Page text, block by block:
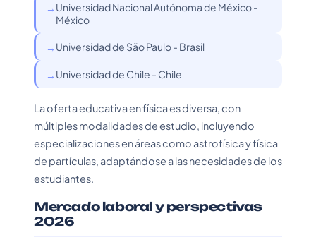
Universidad Nacional Autónoma de México -
México
Universidad de São Paulo - Brasil
Universidad de Chile - Chile
La oferta educativa en física es diversa, con
múltiples modalidades de estudio, incluyendo
especializaciones en áreas como astrofísica y física
de partículas, adaptándose a las necesidades de los
estudiantes.
Mercado laboral y perspectivas
2026